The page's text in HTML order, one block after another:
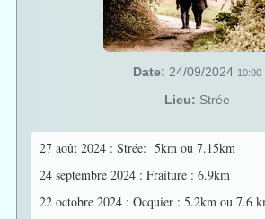
Date: 24/09/2024 10:00
Lieu: Strée
27 août 2024 : Strée: 5km ou 7.15km
24 septembre 2024 : Fraiture : 6.9km
22 octobre 2024 : Ocquier : 5.2km ou 7.6